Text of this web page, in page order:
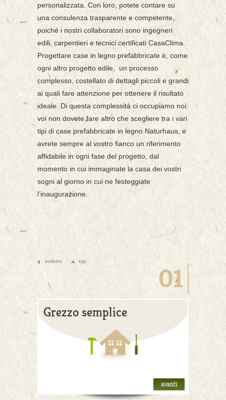
personalizzata. Con loro, potete contare su
una consulenza trasparente e competente,
poiché i nostri collaboratori sono ingegneri
edili, carpentieri e tecnici certificati CasaClima.
Progettare case in legno prefabbricate è, come
ogni altro progetto edile, un processo
complesso, costellato di dettagli piccoli e grandi
ai quali fare attenzione per ottenere il risultato
ideale. Di questa complessità ci occupiamo noi:
voi non dovete fare altro che scegliere tra i vari
tipi di case prefabbricate in legno Naturhaus, e
avrete sempre al vostro fianco un riferimento
affidabile in ogni fase del progetto, dal
momento in cui immaginate la casa dei vostri
sogni al giorno in cui ne festeggiate
l’inaugurazione.
indietro top
01
Grezzo semplice
avanti